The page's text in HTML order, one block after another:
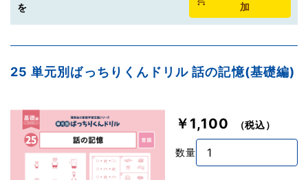
を
加
25 単元別ばっちりくんドリル 話の記憶(基礎編)
￥1,100 （税込）
数量